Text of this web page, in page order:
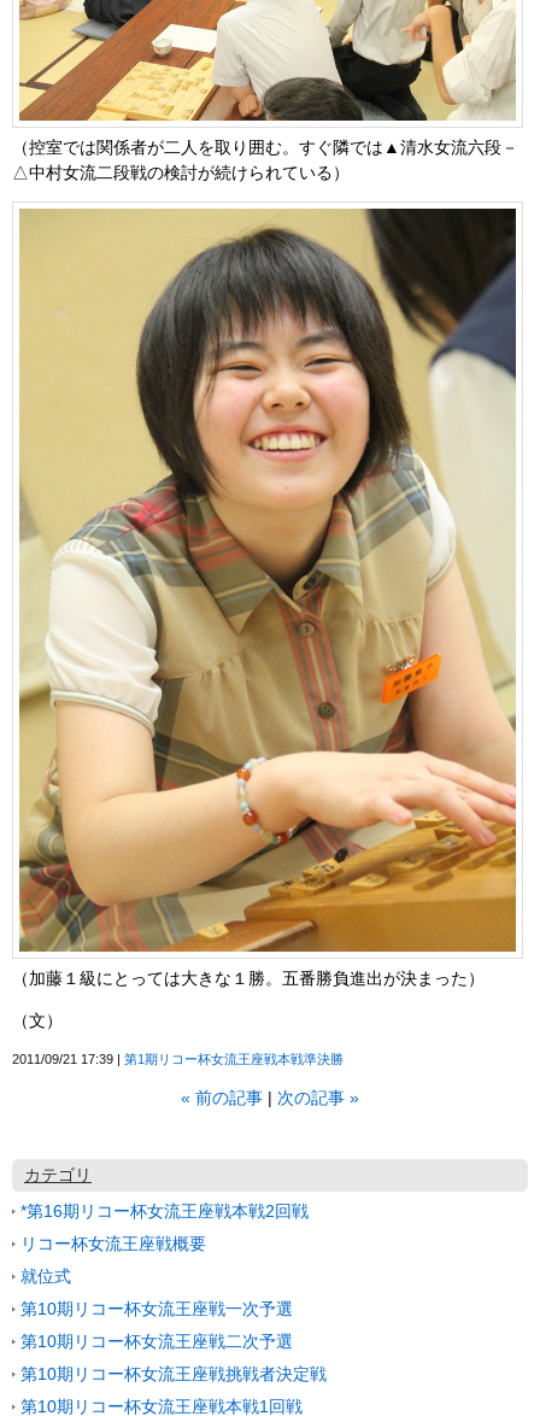
（控室では関係者が二人を取り囲む。すぐ隣では▲清水女流六段－
△中村女流二段戦の検討が続けられている）
（加藤１級にとっては大きな１勝。五番勝負進出が決まった）
（文）
2011/09/21 17:39 第1期リコー杯女流王座戦本戦準決勝
« 前の記事 次の記事 »
カテゴリ
*第16期リコー杯女流王座戦本戦2回戦
リコー杯女流王座戦概要
就位式
第10期リコー杯女流王座戦一次予選
第10期リコー杯女流王座戦二次予選
第10期リコー杯女流王座戦挑戦者決定戦
第10期リコー杯女流王座戦本戦1回戦